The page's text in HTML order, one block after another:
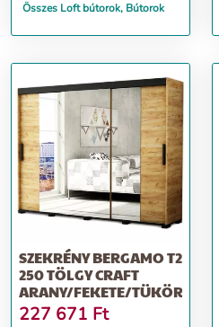
Összes Loft bútorok, Bútorok
SZEKRÉNY BERGAMO T2
250 TÖLGY CRAFT
ARANY/FEKETE/TÜKÖR
227 671 Ft